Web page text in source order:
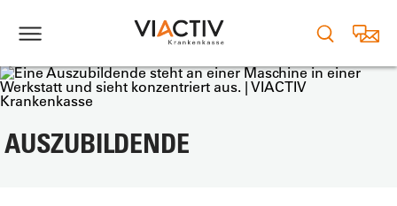
AUSZUBILDENDE